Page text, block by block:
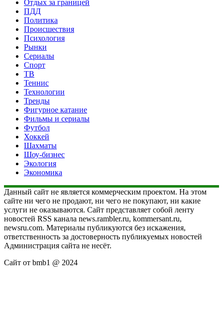
Отдых за границей
ПДД
Политика
Происшествия
Психология
Рынки
Сериалы
Спорт
ТВ
Теннис
Технологии
Тренды
Фигурное катание
Фильмы и сериалы
Футбол
Хоккей
Шахматы
Шоу-бизнес
Экология
Экономика
Данный сайт не является коммерческим проектом. На этом
сайте ни чего не продают, ни чего не покупают, ни какие
услуги не оказываются. Сайт представляет собой ленту
новостей RSS канала news.rambler.ru, kommersant.ru,
newsru.com. Материалы публикуются без искажения,
ответственность за достоверность публикуемых новостей
Администрация сайта не несёт.
Сайт от bmb1 @ 2024